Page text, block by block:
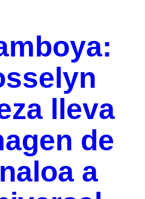
lleva
de
a